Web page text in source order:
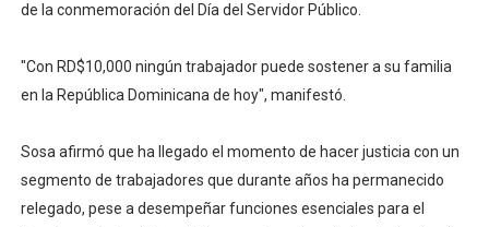
de la conmemoración del Día del Servidor Público.
"Con RD$10,000 ningún trabajador puede sostener a su familia
en la República Dominicana de hoy", manifestó.
Sosa afirmó que ha llegado el momento de hacer justicia con un
segmento de trabajadores que durante años ha permanecido
relegado, pese a desempeñar funciones esenciales para el